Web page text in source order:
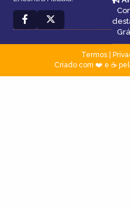
Termos|
Criado com ❤️ e ☕